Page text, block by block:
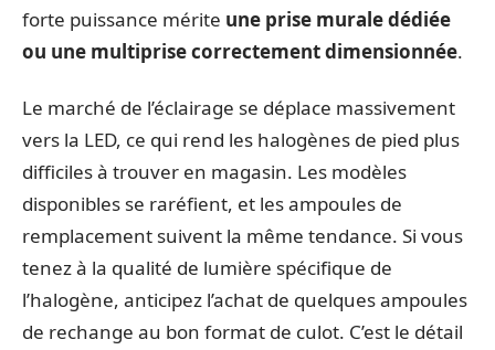
forte puissance mérite une prise murale dédiée
ou une multiprise correctement dimensionnée.
Le marché de l’éclairage se déplace massivement
vers la LED, ce qui rend les halogènes de pied plus
difficiles à trouver en magasin. Les modèles
disponibles se raréfient, et les ampoules de
remplacement suivent la même tendance. Si vous
tenez à la qualité de lumière spécifique de
l’halogène, anticipez l’achat de quelques ampoules
de rechange au bon format de culot. C’est le détail